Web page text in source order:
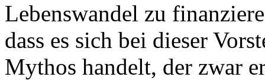
Lebenswandel zu
dass es sich bei dieser
Mythos handelt, der zwar